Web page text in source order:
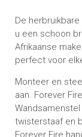
De
u een schoon
Afrikaanse
perfect voor
Monteer en
aan. Forever
twisterstaaf en
Forever Fire